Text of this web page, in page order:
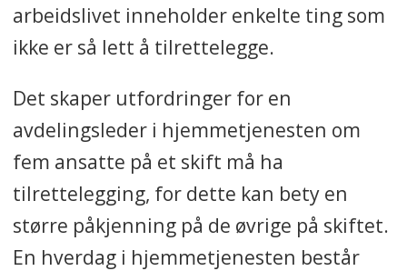
arbeidslivet inneholder enkelte ting som
ikke er så lett å tilrettelegge.
Det skaper utfordringer for en
avdelingsleder i hjemmetjenesten om
fem ansatte på et skift må ha
tilrettelegging, for dette kan bety en
større påkjenning på de øvrige på skiftet.
En hverdag i hjemmetjenesten består